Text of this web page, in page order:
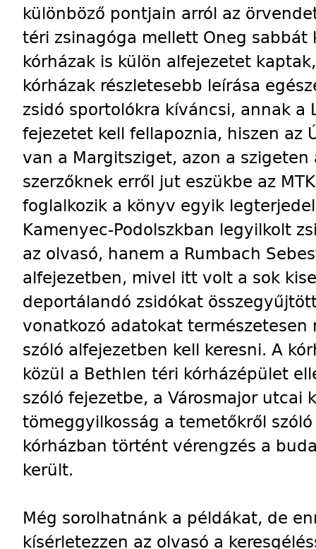
különböző pontjain arról az
téri zsinagóga mellett Oneg sabbát
kórházak is külön alfejezetet
kórházak részletesebb leírása
zsidó sportolókra kíváncsi, annak a
fejezetet kell fellapoznia, hiszen az
van a Margitsziget, azon a szigeten
szerzőknek erről jut eszükbe az
foglalkozik a könyv egyik
Kamenyec-Podolszkban legyilkolt
az olvasó, hanem a Rumbach
alfejezetben, mivel itt volt a sok
deportálandó zsidókat
vonatkozó adatokat természetesen
szóló alfejezetben kell keresni. A
közül a Bethlen téri kórházépület
szóló fejezetbe, a Városmajor utcai
tömeggyilkosság a temetőkről
kórházban történt vérengzés a
került.
Még sorolhatnánk a példákat, de
kísérletezzen az olvasó a